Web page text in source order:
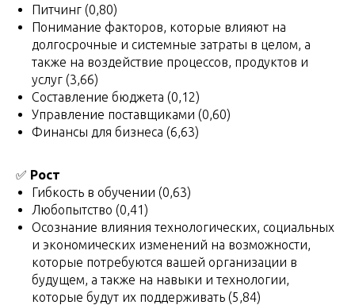
Питчинг (0,80)
Понимание факторов, которые влияют на
долгосрочные и системные затраты в целом, а
также на воздействие процессов, продуктов и
услуг (3,66)
Составление бюджета (0,12)
Управление поставщиками (0,60)
Финансы для бизнеса (6,63)
✅ Рост
Гибкость в обучении (0,63)
Любопытство (0,41)
Осознание влияния технологических, социальных
и экономических изменений на возможности,
которые потребуются вашей организации в
будущем, а также на навыки и технологии,
которые будут их поддерживать (5,84)